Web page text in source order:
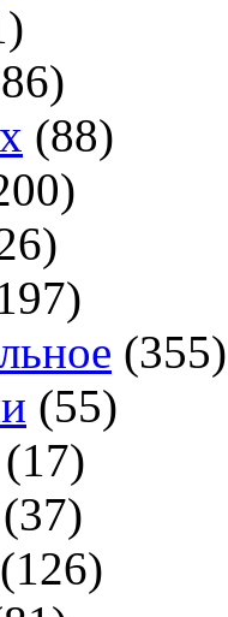
(88)
(355)
(55)
(17)
(37)
(126)